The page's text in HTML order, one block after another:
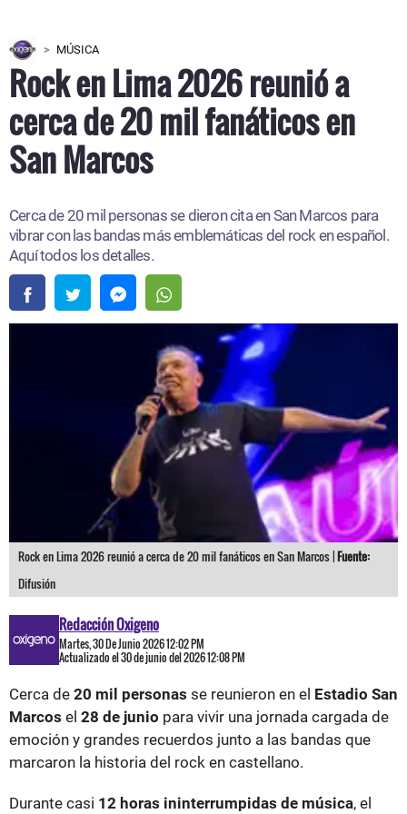
MÚSICA
Rock en Lima 2026 reunió a
cerca de 20 mil fanáticos en
San Marcos
Cerca de 20 mil personas se dieron cita en San Marcos para
vibrar con las bandas más emblemáticas del rock en español.
Aquí todos los detalles.
Rock en Lima 2026 reunió a cerca de 20 mil fanáticos en San Marcos |Fuente:
Difusión
Redacción Oxigeno
Martes, 30 De Junio 2026 12:02 PM
Actualizado el 30 de junio del 2026 12:08 PM
Cerca de 20 mil personas se reunieron en el Estadio San
Marcos el 28 de junio para vivir una jornada cargada de
emoción y grandes recuerdos junto a las bandas que
marcaron la historia del rock en castellano.
Durante casi 12 horas ininterrumpidas de música, el